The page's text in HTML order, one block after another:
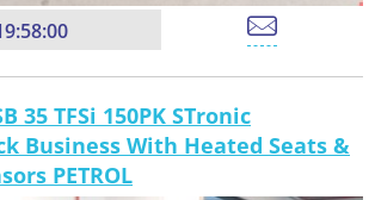
35 TFSi 150PK STronic
Business With Heated Seats &
PETROL